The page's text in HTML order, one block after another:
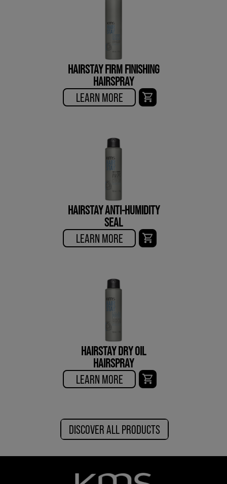
HAIRSTAY FIRM FINISHING
HAIRSPRAY
LEARN MORE
HAIRSTAY ANTI-HUMIDITY
SEAL
LEARN MORE
HAIRSTAY DRY OIL
HAIRSPRAY
LEARN MORE
DISCOVER ALL PRODUCTS